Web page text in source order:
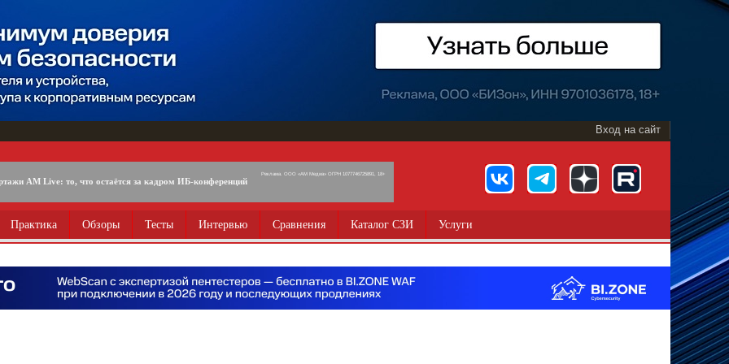
Вход на сайт
AM Live: то, что остаётся за кадром ИБ-конференций
Реклама. ООО «АМ Медиа» ОГРН 1077746725891, 18+
Практика Обзоры Тесты Интервью Сравнения Каталог СЗИ Услуги